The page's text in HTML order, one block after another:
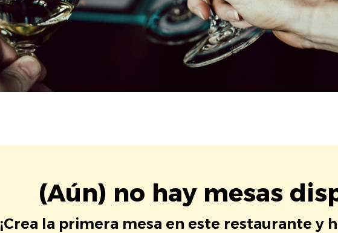
(Aún) no hay mesas
¡Crea la primera mesa en este restaurante y